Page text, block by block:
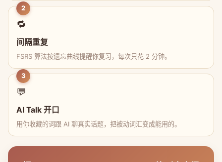
2
🔁
间隔重复
FSRS 算法按遗忘曲线提醒你复习，每次只花 2 分钟。
3
💬
AI Talk 开口
用你收藏的词跟 AI 聊真实话题，把被动词汇变成能用的。